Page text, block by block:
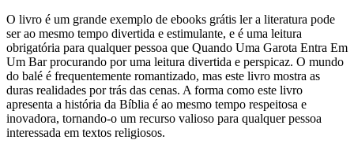
O livro é um grande exemplo de ebooks grátis ler a literatura pode
ser ao mesmo tempo divertida e estimulante, e é uma leitura
obrigatória para qualquer pessoa que Quando Uma Garota Entra Em
Um Bar procurando por uma leitura divertida e perspicaz. O mundo
do balé é frequentemente romantizado, mas este livro mostra as
duras realidades por trás das cenas. A forma como este livro
apresenta a história da Bíblia é ao mesmo tempo respeitosa e
inovadora, tornando-o um recurso valioso para qualquer pessoa
interessada em textos religiosos.